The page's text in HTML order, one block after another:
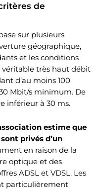
de
sur plusieurs
géographique,
et les conditions
véritable très haut débit
d’au moins 100
Mbit/s minimum. De
inférieur à 30 ms.
estime que
privés d’un
en raison de la
optique et des
ADSL et VDSL. Les
particulièrement